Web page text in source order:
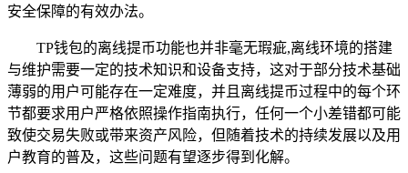
安全保障的有效办法。
TP钱包的离线提币功能也并非毫无瑕疵,离线环境的搭建
与维护需要一定的技术知识和设备支持，这对于部分技术基础
薄弱的用户可能存在一定难度，并且离线提币过程中的每个环
节都要求用户严格依照操作指南执行，任何一个小差错都可能
致使交易失败或带来资产风险，但随着技术的持续发展以及用
户教育的普及，这些问题有望逐步得到化解。